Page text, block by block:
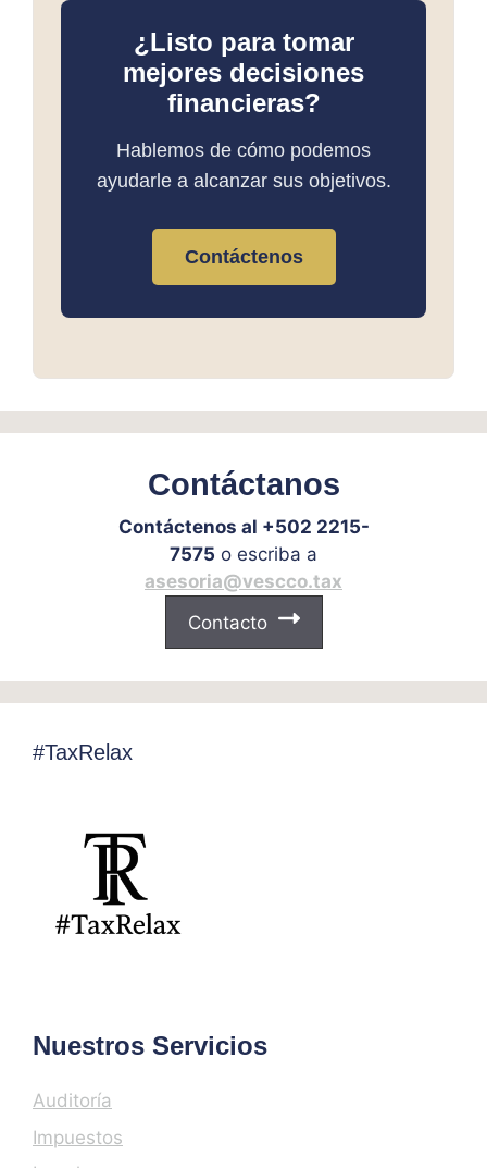
¿Listo para tomar
mejores decisiones
financieras?
Hablemos de cómo podemos
ayudarle a alcanzar sus objetivos.
Contáctenos
Contáctanos
Contáctenos al +502 2215-
7575 o escriba a
asesoria@vescco.tax
Contacto
#TaxRelax
Nuestros Servicios
Auditoría
Impuestos